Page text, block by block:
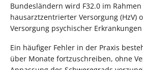
Bundesländern wird F32.0 im Rahmen
hausarztzentrierter Versorgung
Versorgung psychischer
Ein häufiger Fehler in der Praxis
über Monate fortzuschreiben, ohne